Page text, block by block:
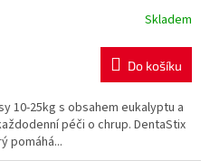
Skladem
Do košíku
10-25kg s obsahem eukalyptu a
péči o chrup. DentaStix
pomáhá...